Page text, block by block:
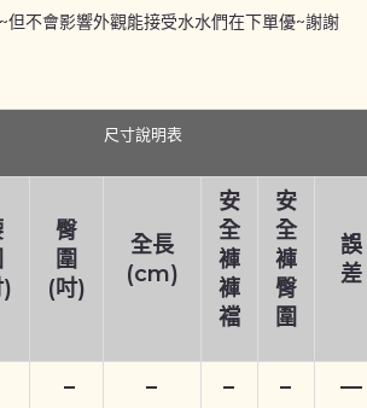
但不會影響外觀能接受水水們在下單優~謝謝
尺寸說明表
臀
圍
(吋)
全長
(cm)
安
全
褲
褲
襠
安
全
褲
臀
圍
誤
差
– – – – —